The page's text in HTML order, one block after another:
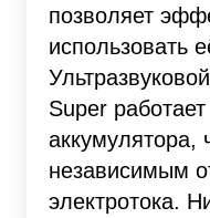
позволяет
использовать
Super
аккумулятора,
независимым
электротока.